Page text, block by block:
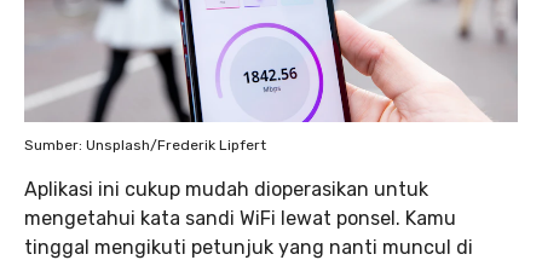
Sumber: Unsplash/Frederik Lipfert
Aplikasi ini cukup mudah dioperasikan untuk
mengetahui kata sandi WiFi lewat ponsel. Kamu
tinggal mengikuti petunjuk yang nanti muncul di